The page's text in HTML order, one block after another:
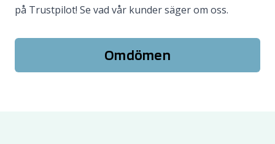
på Trustpilot! Se vad vår kunder säger om oss.
Omdömen